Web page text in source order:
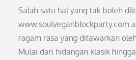
Salah satu hal yang tak boleh
www.soulveganblockparty.com
ragam rasa yang ditawarkan
Mulai dari hidangan klasik